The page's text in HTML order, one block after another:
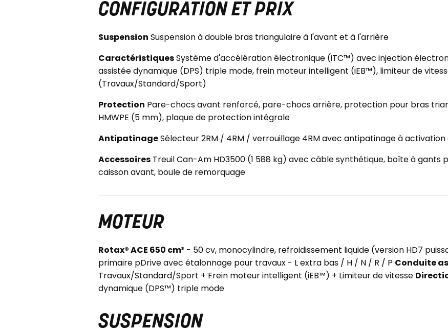
CONFIGURATION ET PRIX
Suspension Suspension à double bras triangulaire à l'avant et à l'arrière
CaractéristiquesSystème d'accélération électronique (iTC™) avec injection
assistée dynamique (DPS) triple mode, frein moteur intelligent (iEB™), limiteur de
(Travaux/Standard/Sport)
Protection Pare-chocs avant renforcé, pare-chocs arrière, protection pour bras
HMWPE (5 mm), plaque de protection intégrale
AntipatinageSélecteur 2RM / 4RM / verrouillage 4RM avec antipatinage à activation
Accessoires Treuil Can-Am HD3500 (1 588 kg) avec câble synthétique, boîte à gants
caisson avant, boule de remorquage
MOTEUR
Rotax® ACE 650 cm³ - 50 cv, monocylindre, refroidissement liquide (version HD7
primaire pDrive avec étalonnage pour travaux - L extra bas / H / N / R / P Conduite
Travaux/Standard/Sport + Frein moteur intelligent (iEB™) + Limiteur de vitesse
dynamique (DPS™) triple mode
SUSPENSION